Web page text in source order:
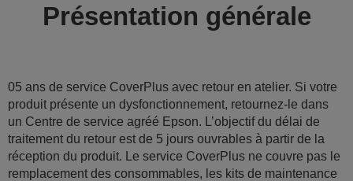
Présentation générale
05 ans de service CoverPlus avec retour en atelier. Si votre
produit présente un dysfonctionnement, retournez-le dans
un Centre de service agréé Epson. L’objectif du délai de
traitement du retour est de 5 jours ouvrables à partir de la
réception du produit. Le service CoverPlus ne couvre pas le
remplacement des consommables, les kits de maintenance